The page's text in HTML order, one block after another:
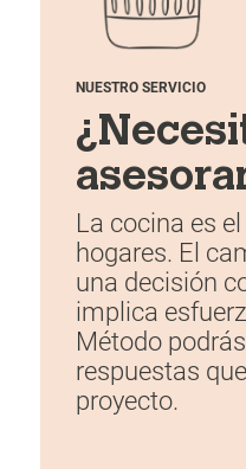
NUESTRO SERVICIO
La cocina es
hogares. El
una decisión
implica
Método
respuestas
proyecto.